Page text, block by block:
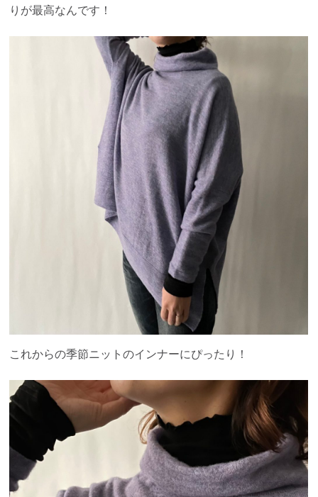
りが最高なんです！
これからの季節ニットのインナーにぴったり！